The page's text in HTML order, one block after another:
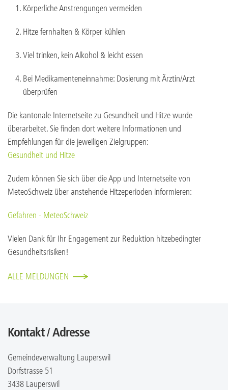
Körperliche Anstrengungen vermeiden
Hitze fernhalten & Körper kühlen
Viel trinken, kein Alkohol & leicht essen
Bei Medikamenteneinnahme: Dosierung mit Ärztin/Arzt
überprüfen
Die kantonale Internetseite zu Gesundheit und Hitze wurde
überarbeitet. Sie finden dort weitere Informationen und
Empfehlungen für die jeweiligen Zielgruppen:
Gesundheit und Hitze
Zudem können Sie sich über die App und Internetseite von
MeteoSchweiz über anstehende Hitzeperioden informieren:
Gefahren - MeteoSchweiz
Vielen Dank für Ihr Engagement zur Reduktion hitzebedingter
Gesundheitsrisiken!
ALLE MELDUNGEN
Kontakt / Adresse
Gemeindeverwaltung Lauperswil
Dorfstrasse 51
3438 Lauperswil